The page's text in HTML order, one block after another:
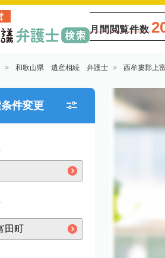
月間閲覧件数
和歌山県 遺産相続 弁護士 西牟婁郡上
件変更